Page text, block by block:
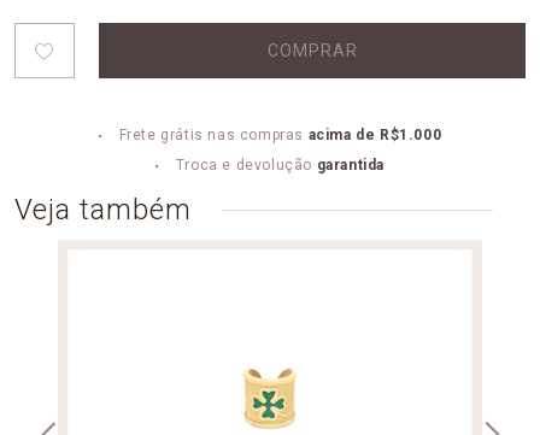
COMPRAR
Frete grátis nas compras acima de R$1.000
Troca e devolução garantida
Veja também